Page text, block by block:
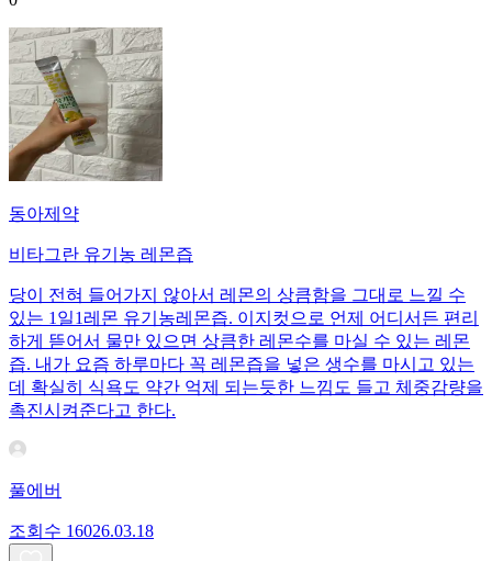
동아제약
비타그란 유기농 레몬즙
당이 전혀 들어가지 않아서 레몬의 상큼함을 그대로 느낄 수
있는 1일1레몬 유기농레몬즙. 이지컷으로 언제 어디서든 편리
하게 뜯어서 물만 있으면 상큼한 레몬수를 마실 수 있는 레몬
즙. 내가 요즘 하루마다 꼭 레몬즙을 넣은 생수를 마시고 있는
데 확실히 식욕도 약간 억제 되는듯한 느낌도 들고 체중감량을
촉진시켜준다고 한다.
풀에버
조회수 16026.03.18